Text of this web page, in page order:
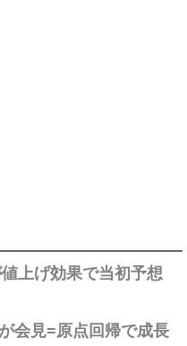
上げ効果で当初予想
会見=原点回帰で成長